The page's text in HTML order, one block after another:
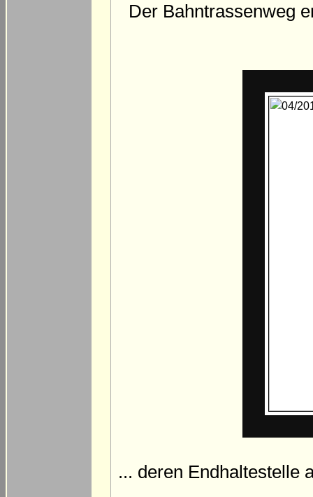
Der Bahntrassenweg
... deren Endhaltestelle